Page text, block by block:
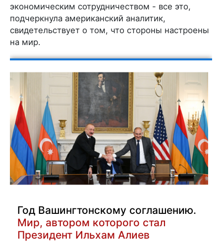
экономическим сотрудничеством - все это,
подчеркнула американский аналитик,
свидетельствует о том, что стороны настроены
на мир.
Год Вашингтонскому соглашению.
Мир, автором которого стал
Президент Ильхам Алиев